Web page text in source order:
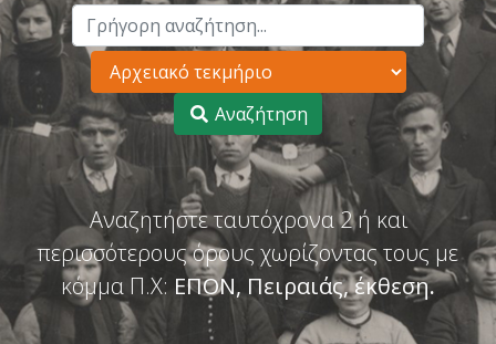
Αναζήτηση
Αναζητήστε ταυτόχρονα 2 ή και
περισσότερους όρους χωρίζοντας τους με
κόμμα Π.Χ: ΕΠΟΝ, Πειραιάς, έκθεση.